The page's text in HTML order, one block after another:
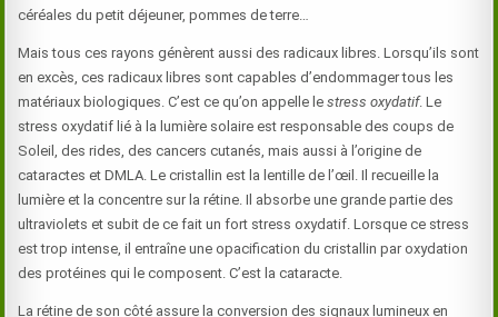
céréales du petit déjeuner, pommes de terre…
Mais tous ces rayons génèrent aussi des radicaux libres. Lorsqu’ils sont
en excès, ces radicaux libres sont capables d’endommager tous les
matériaux biologiques. C’est ce qu’on appelle lestress oxydatif. Le
stress oxydatif lié à la lumière solaire est responsable des coups de
Soleil, des rides, des cancers cutanés, mais aussi à l’origine de
cataractes et DMLA. Le cristallin est la lentille de l’œil. Il recueille la
lumière et la concentre sur la rétine. Il absorbe une grande partie des
ultraviolets et subit de ce fait un fort stress oxydatif. Lorsque ce stress
est trop intense, il entraîne une opacification du cristallin par oxydation
des protéines qui le composent. C’est la cataracte.
La rétine de son côté assure la conversion des signaux lumineux en